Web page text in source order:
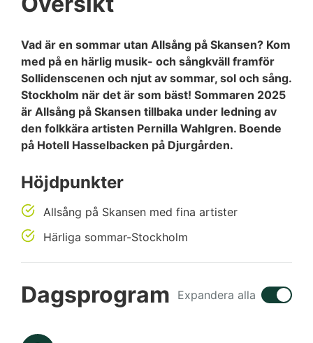
Vad är en sommar utan Allsång på Skansen? Kom
med på en härlig musik- och sångkväll framför
Sollidenscenen och njut av sommar, sol och sång.
Stockholm när det är som bäst! Sommaren 2025
är Allsång på Skansen tillbaka under ledning av
den folkkära artisten Pernilla Wahlgren. Boende
på Hotell Hasselbacken på Djurgården.
Höjdpunkter
Allsång på Skansen med fina artister
Härliga sommar-Stockholm
Dagsprogram Expandera alla